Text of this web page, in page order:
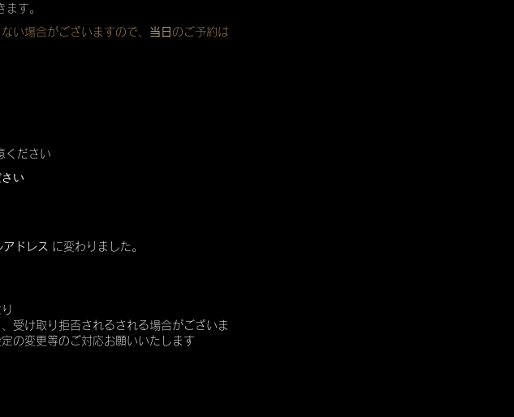
す。
い場合がございますので、 当日 のご予約は
ください
い
ドレス に変わりました。
受け取り拒否されるされる場合がございま
の変更等のご対応お願いいたします